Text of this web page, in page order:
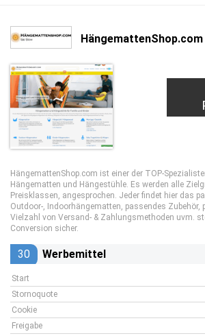
HängemattenShop.com
HängemattenShop.com ist einer der TOP-
Hängematten und Hängestühle. Es werden alle
Preisklassen, angesprochen. Jeder findet hier das
Outdoor-, Indoorhängematten, passendes Zubehör,
Vielzahl von Versand- & Zahlungsmethoden uvm.
Conversion sicher.
30 Werbemittel
Start
Stornoquote
Cookie
Freigabe